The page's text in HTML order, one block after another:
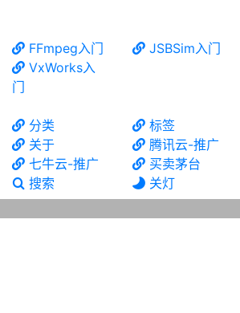
FFmpeg入门
JSBSim入门
VxWorks入
门
分类
标签
关于
腾讯云-推广
七牛云-推广
买卖茅台
搜索 关灯